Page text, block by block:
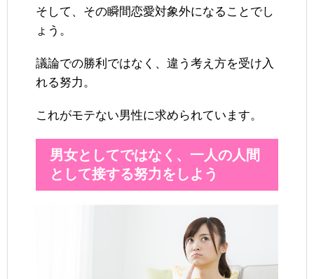
そして、その瞬間恋愛対象外になることでし
ょう。
議論での勝利ではなく、違う考え方を受け入
れる努力。
これがモテない男性に求められています。
男女としてではなく、一人の人間
として接する努力をしよう